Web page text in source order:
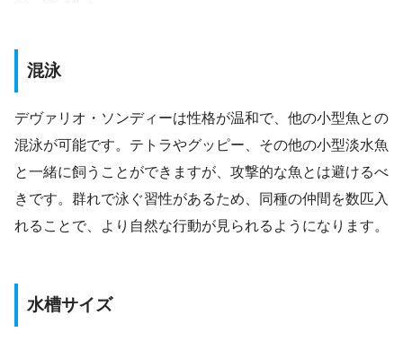
混泳
デヴァリオ・ソンディーは性格が温和で、他の小型魚との
混泳が可能です。テトラやグッピー、その他の小型淡水魚
と一緒に飼うことができますが、攻撃的な魚とは避けるべ
きです。群れで泳ぐ習性があるため、同種の仲間を数匹入
れることで、より自然な行動が見られるようになります。
水槽サイズ